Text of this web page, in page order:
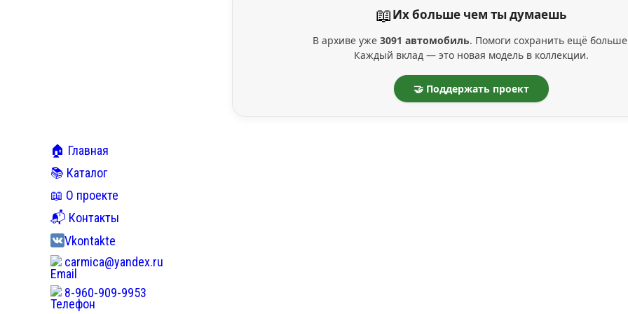
📖Их больше чем ты думаешь
В архиве уже 3091 автомобиль. Помоги сохранить ещё
Каждый вклад — это новая модель в коллекции.
🤝 Поддержать проект
🏠 Главная
📚 Каталог
📖 О проекте
📬 Контакты
Vkontakte
carmica@yandex.ru
8-960-909-9953